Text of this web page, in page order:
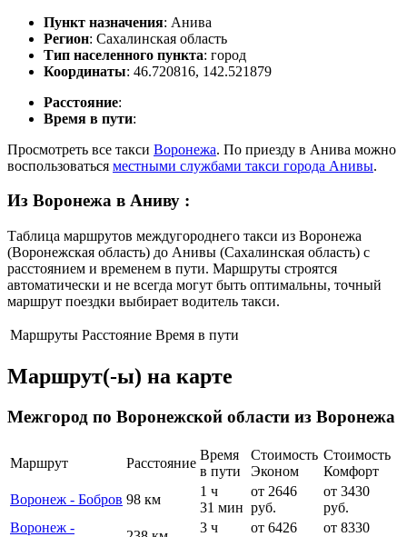
Пункт назначения: Анива
Регион: Сахалинская область
Тип населенного пункта: город
Координаты: 46.720816, 142.521879
Расстояние:
Время в пути:
Просмотреть все такси Воронежа. По приезду в Анива можно
воспользоваться местными службами такси города Анивы.
Из Воронежа в Аниву :
Таблица маршрутов междугороднего такси из Воронежа
(Воронежская область) до Анивы (Сахалинская область) с
расстоянием и временем в пути. Маршруты строятся
автоматически и не всегда могут быть оптимальны, точный
маршрут поездки выбирает водитель такси.
Маршруты Расстояние Время в пути
Маршрут(-ы) на карте
Межгород по Воронежской области из Воронежа
Маршрут Расстояние
Время
в пути
Стоимость
Эконом
Стоимость
Комфорт
Воронеж - Бобров 98 км
1 ч
31 мин
от 2646
руб.
от 3430
руб.
Воронеж -
3 ч
от 6426
от 8330